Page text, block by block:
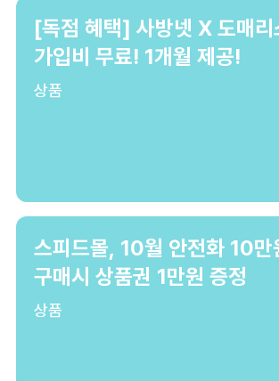
[독점 혜택] 사방넷 X 도매리
가입비 무료! 1개월 제공!
상품
스피드몰, 10월 안전화 10만
구매시 상품권 1만원 증정
상품